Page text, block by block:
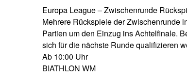
Europa League – Zwischenrunde
Mehrere Rückspiele der Zwischenrunde
Partien um den Einzug ins Achtelfinale.
sich für die nächste Runde qualifizieren
Ab 10:00 Uhr
BIATHLON WM